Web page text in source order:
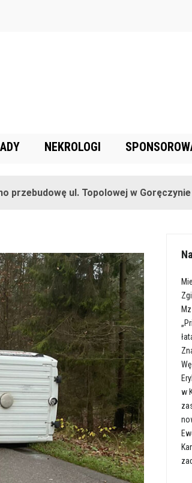
NEKROLOGI
ul. Topolowej w Goręczynie 2
Mz
w